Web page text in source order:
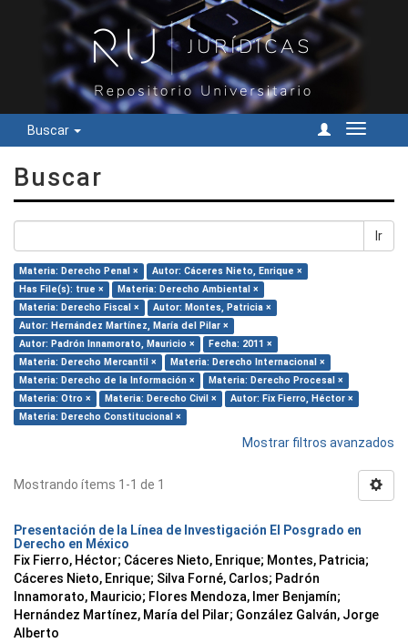
Buscar
Cambiar
Buscar
Ir
Materia: Derecho Penal ×
Autor: Cáceres Nieto, Enrique ×
Has File(s): true ×
Materia: Derecho Ambiental ×
Materia: Derecho Fiscal ×
Autor: Montes, Patricia ×
Autor: Hernández Martínez, María del Pilar ×
Autor: Padrón Innamorato, Mauricio ×
Fecha: 2011 ×
Materia: Derecho Mercantil ×
Materia: Derecho Internacional ×
Materia: Derecho de la Información ×
Materia: Derecho Procesal ×
Materia: Otro ×
Materia: Derecho Civil ×
Autor: Fix Fierro, Héctor ×
Materia: Derecho Constitucional ×
Mostrar filtros avanzados
Mostrando ítems 1-1 de 1
Presentación de la Línea de Investigación El Posgrado en
Derecho en México
Fix Fierro, Héctor; Cáceres Nieto, Enrique; Montes, Patricia;
Cáceres Nieto, Enrique; Silva Forné, Carlos; Padrón
Innamorato, Mauricio; Flores Mendoza, Imer Benjamín;
Hernández Martínez, María del Pilar; González Galván, Jorge
Alberto